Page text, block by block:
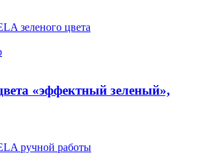
«эффектный зеленый»,